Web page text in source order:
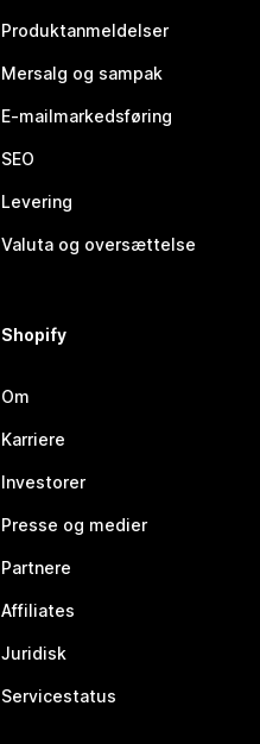
Produktanmeldelser
Mersalg og sampak
E-mailmarkedsføring
SEO
Levering
Valuta og oversættelse
Shopify
Om
Karriere
Investorer
Presse og medier
Partnere
Affiliates
Juridisk
Servicestatus